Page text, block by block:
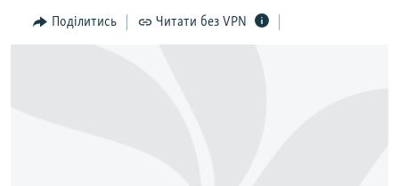
навігації
Перейти
БЛОГИПоділитись Читати без VPN